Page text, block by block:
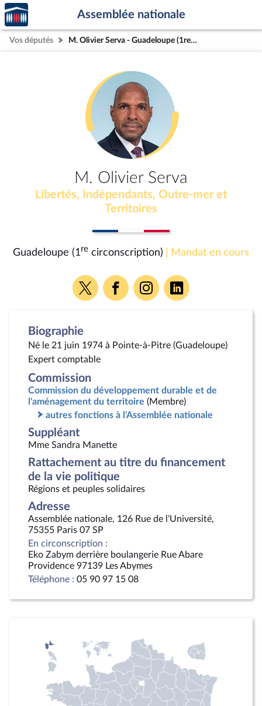
Aller au contenu
Aller en bas de la page
Accèder
à la
page
d'accueil
Assemblée nationale
Vos députés M. Olivier Serva - Guadeloupe (1re circonscription)
M. Olivier Serva
Libertés, Indépendants, Outre-mer et
Territoires
Guadeloupe (1re circonscription) | Mandat en cours
Voir
la
Voir
la
Voir
la
Voir
la
Biographie
Né le 21 juin 1974 à Pointe-à-Pitre (Guadeloupe)
Expert comptable
Commission
Commission du développement durable et de
l'aménagement du territoire (Membre)
autres fonctions à l'Assemblée nationale
Suppléant
Mme Sandra Manette
Rattachement au titre du financement
de la vie politique
Régions et peuples solidaires
Adresse
Assemblée nationale, 126 Rue de l'Université,
75355 Paris 07 SP
En circonscription :
Eko Zabym derrière boulangerie Rue Abare
Providence 97139 Les Abymes
Téléphone : 05 90 97 15 08